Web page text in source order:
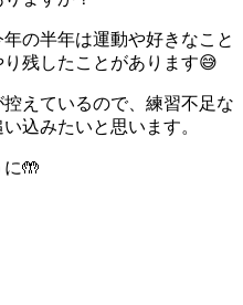
の半年は運動や好きなこと
残したことがあります😅
えているので、練習不足な
込みたいと思います。
に🤲